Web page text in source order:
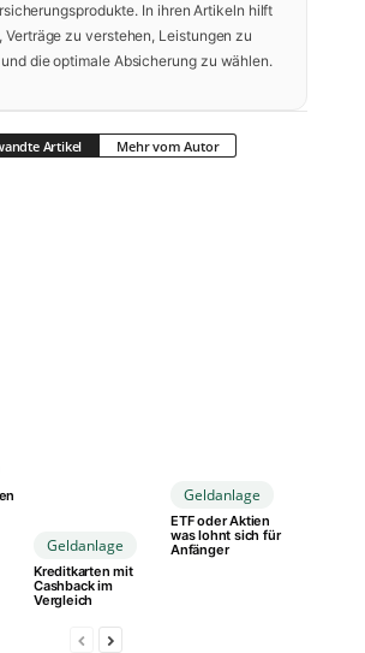
In ihren Artikeln hilft
Verträge zu verstehen, Leistungen zu
die optimale Absicherung zu wählen.
Artikel Mehr vom Autor
Geldanlage
Kreditkarten mit
Cashback im
Vergleich
Geldanlage
ETF oder Aktien
was lohnt sich für
Anfänger